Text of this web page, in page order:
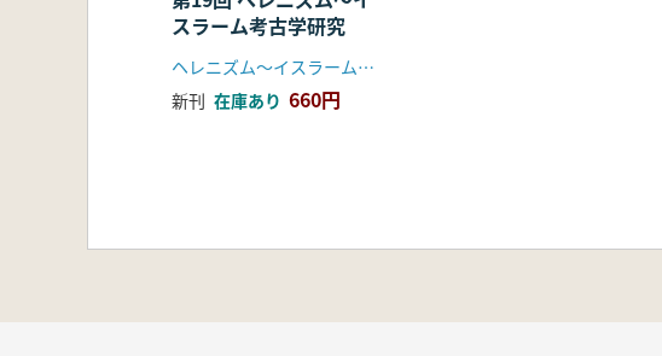
スラーム考古学研究
ヘレニズム〜イスラーム考古学研究会
新刊 在庫あり 660円